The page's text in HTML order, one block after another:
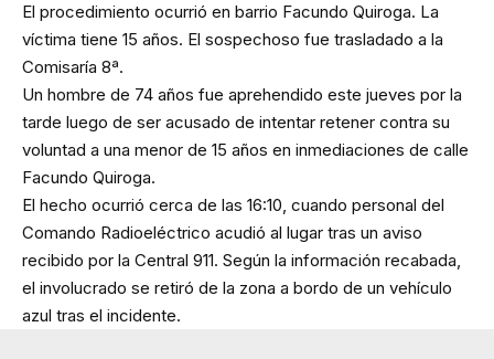
El procedimiento ocurrió en barrio Facundo Quiroga. La
víctima tiene 15 años. El sospechoso fue trasladado a la
Comisaría 8ª.
Un hombre de 74 años fue aprehendido este jueves por la
tarde luego de ser acusado de intentar retener contra su
voluntad a una menor de 15 años en inmediaciones de calle
Facundo Quiroga.
El hecho ocurrió cerca de las 16:10, cuando personal del
Comando Radioeléctrico acudió al lugar tras un aviso
recibido por la Central 911. Según la información recabada,
el involucrado se retiró de la zona a bordo de un vehículo
azul tras el incidente.